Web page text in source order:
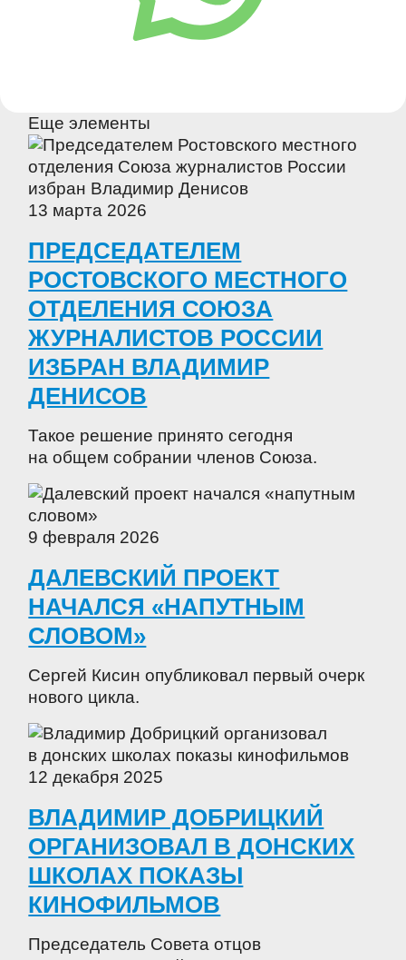
Еще элементы
13 марта 2026
ПРЕДСЕДАТЕЛЕМ
РОСТОВСКОГО МЕСТНОГО
ОТДЕЛЕНИЯ СОЮЗА
ЖУРНАЛИСТОВ РОССИИ
ИЗБРАН ВЛАДИМИР
ДЕНИСОВ
Такое решение принято сегодня
на общем собрании членов Союза.
9 февраля 2026
ДАЛЕВСКИЙ ПРОЕКТ
НАЧАЛСЯ «НАПУТНЫМ
СЛОВОМ»
Сергей Кисин опубликовал первый очерк
нового цикла.
12 декабря 2025
ВЛАДИМИР ДОБРИЦКИЙ
ОРГАНИЗОВАЛ В ДОНСКИХ
ШКОЛАХ ПОКАЗЫ
КИНОФИЛЬМОВ
Председатель Совета отцов